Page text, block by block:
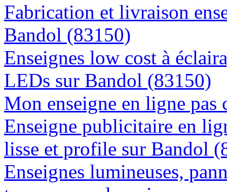
Fabrication et livraison
Bandol (83150)
Enseignes low cost à
LEDs sur Bandol (83150)
Mon enseigne en ligne
Enseigne publicitaire en
lisse et profile sur Bandol
Enseignes lumineuses,